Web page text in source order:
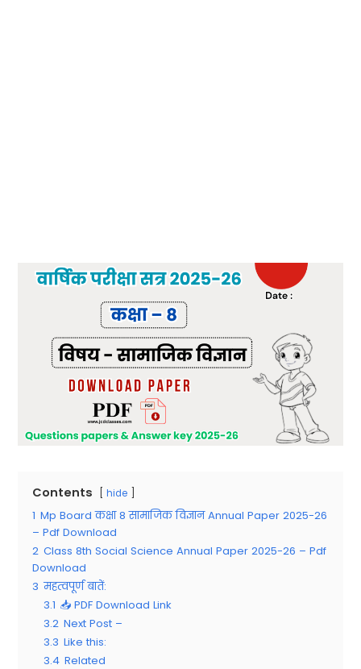
Contents hide
1 Mp Board कक्षा 8 सामाजिक विज्ञान Annual Paper 2025-26
– Pdf Download
2 Class 8th Social Science Annual Paper 2025-26 – Pdf
Download
3 महत्वपूर्ण बातें:
3.1 📥 PDF Download Link
3.2 Next Post –
3.3 Like this:
3.4 Related